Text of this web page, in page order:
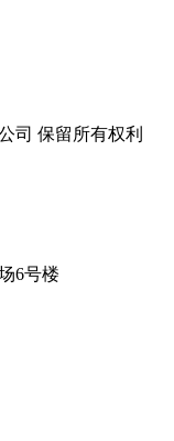
司 保留所有权利
6号楼